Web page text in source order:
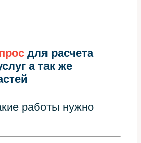
для расчета
а так же
работы нужно